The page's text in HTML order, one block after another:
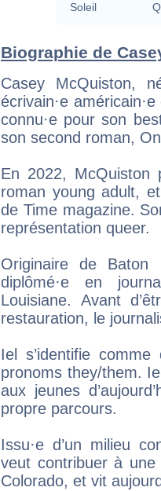
Soleil
Biographie de
Casey McQuiston,
écrivain·e
connu·e pour son
son second roman,
En 2022, McQuiston
roman young adult,
de Time magazine.
représentation queer.
Originaire de Baton
diplômé·e en
Louisiane. Avant
restauration, le
Iel s’identifie
pronoms they/them.
aux jeunes
propre parcours.
Issu·e d’un milieu
veut contribuer à
Colorado, et vit